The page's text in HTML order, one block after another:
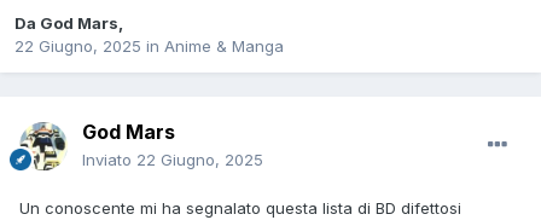
Da God Mars,
22 Giugno, 2025 in Anime & Manga
God Mars
Inviato 22 Giugno, 2025
Un conoscente mi ha segnalato questa lista di BD difettosi